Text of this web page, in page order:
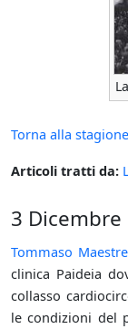
Torna alla stagione
Articoli tratti da:
3 Dicembre
Tommaso
clinica Paideia
collasso
le condizioni del